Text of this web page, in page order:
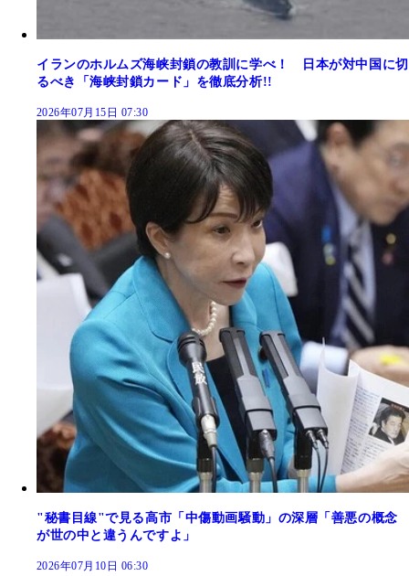
イランのホルムズ海峡封鎖の教訓に学べ！ 日本が対中国に切
るべき「海峡封鎖カード」を徹底分析!!
2026年07月15日 07:30
"秘書目線"で見る高市「中傷動画騒動」の深層「善悪の概念
が世の中と違うんですよ」
2026年07月10日 06:30